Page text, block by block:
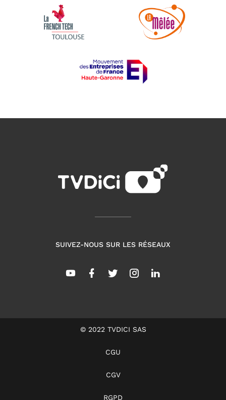
SUIVEZ-NOUS SUR LES RÉSEAUX
© 2022 TVDICI SAS
CGU
CGV
RGPD